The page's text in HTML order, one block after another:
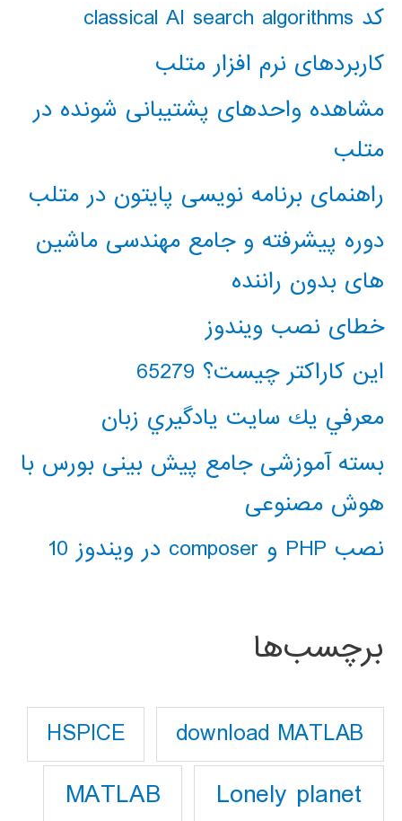
کد classical AI search algorithms
کاربردهای نرم افزار متلب
مشاهده واحدهای پشتیبانی شونده در
متلب
راهنمای برنامه نویسی پایتون در متلب
دوره پیشرفته و جامع مهندسی ماشین
های بدون راننده
خطای نصب ویندوز
این کاراکتر چیست؟ 65279
معرفي يك سايت يادگيري زبان
بسته آموزشی جامع پیش بینی بورس با
هوش مصنوعی
نصب PHP و composer در ویندوز 10
برچسب‌ها
download MATLAB
HSPICE
Lonely planet
MATLAB